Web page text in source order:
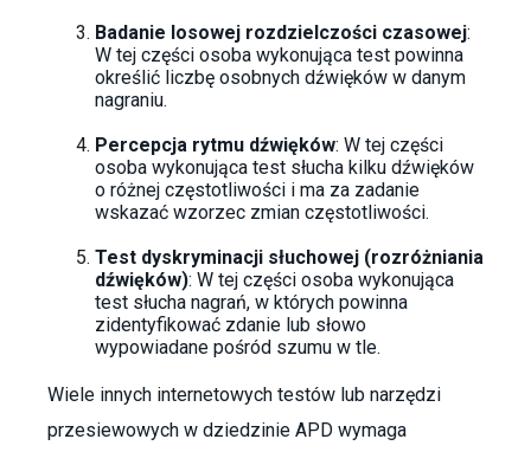
Badanie losowej rozdzielczości czasowej:
W tej części osoba wykonująca test powinna
określić liczbę osobnych dźwięków w danym
nagraniu.
Percepcja rytmu dźwięków: W tej części
osoba wykonująca test słucha kilku dźwięków
o różnej częstotliwości i ma za zadanie
wskazać wzorzec zmian częstotliwości.
Test dyskryminacji słuchowej (rozróżniania
dźwięków): W tej części osoba wykonująca
test słucha nagrań, w których powinna
zidentyfikować zdanie lub słowo
wypowiadane pośród szumu w tle.
Wiele innych internetowych testów lub narzędzi
przesiewowych w dziedzinie APD wymaga